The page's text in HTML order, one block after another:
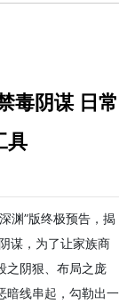
毒阴谋 日常
具
渊”版终极预告，揭
谋，为了让家族商
之阴狠、布局之庞
暗线串起，勾勒出一